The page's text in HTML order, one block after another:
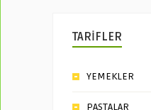
TARİFLER
YEMEKLER
PASTALAR